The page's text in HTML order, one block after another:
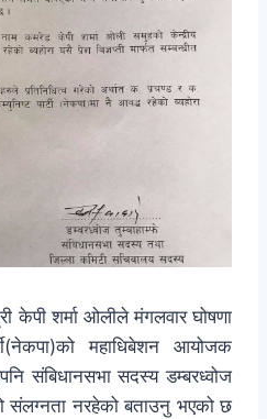
केपी शर्मा ओलीले मंगलवार घोषणा
महाधिबेशन आयोजक
संबिधानसभा सदस्य डम्बरध्वोज
संलग्नता नरहेको बताउनु भएको छ